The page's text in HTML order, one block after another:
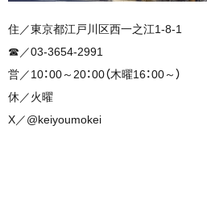
住／東京都江戸川区西一之江1-8-1
☎︎／03-3654-2991
営／10：00～20：00（木曜16：00～）
休／火曜
X／@keiyoumokei